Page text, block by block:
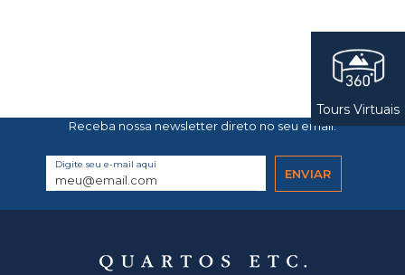
Receba nossa newsletter direto no seu email.
Digite seu e-mail aqui
Tours Virtuais